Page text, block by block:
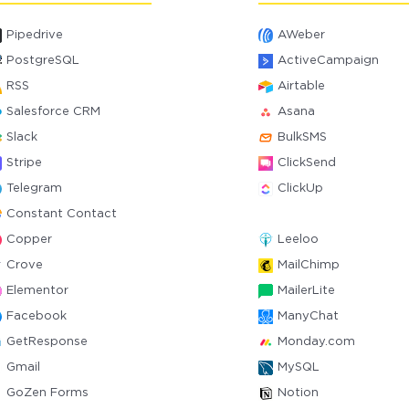
Pipedrive
PostgreSQL
RSS
Salesforce CRM
Slack
Stripe
Telegram
Constant Contact
Copper
Crove
Elementor
Facebook
GetResponse
Gmail
GoZen Forms
AWeber
ActiveCampaign
Airtable
Asana
BulkSMS
ClickSend
ClickUp
Leeloo
MailChimp
MailerLite
ManyChat
Monday.com
MySQL
Notion